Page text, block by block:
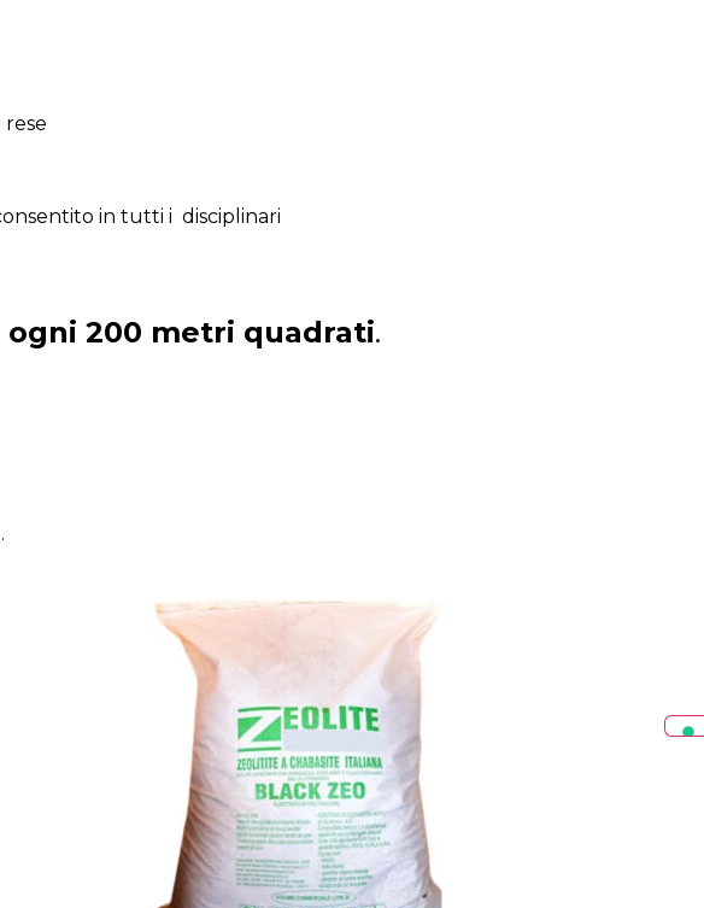
rese
in tutti i disciplinari
ogni 200 metri quadrati.